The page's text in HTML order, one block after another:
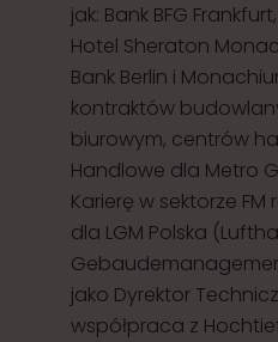
jak: Bank BFG
Hotel Sheraton
Bank Berlin i
kontraktów
biurowym, centrów
Handlowe dla Metro
Karierę w sektorze
dla LGM Polska
jako Dyrektor
współpraca z